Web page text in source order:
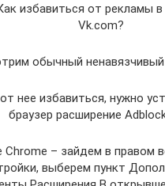
избавиться от рекламы
Vk.com?
обычный
нее избавиться, нужно
браузер расширение
Chrome – зайдем в правом
выберем пункт